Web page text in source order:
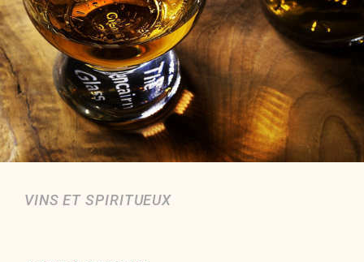
Organiser un événement
Offrir un bon cadeau
Nous contacter
NOUS CONTACTER
VINS ET SPIRITUEUX